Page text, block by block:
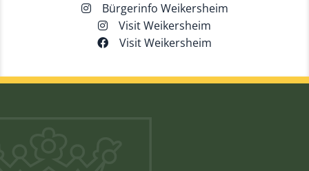
Bürgerinfo Weikersheim
Visit Weikersheim
Visit Weikersheim